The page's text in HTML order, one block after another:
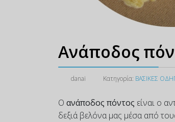
Ανάποδος
danai Κατηγορία: ΒΑΣΙΚΕΣ
Ο ανάποδος πόντος είναι ο
δεξιά βελόνα μας μέσα από